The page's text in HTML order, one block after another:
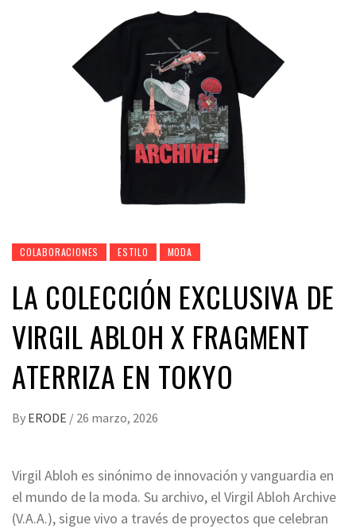
COLABORACIONES ESTILO MODA
LA COLECCIÓN EXCLUSIVA DE
VIRGIL ABLOH X FRAGMENT
ATERRIZA EN TOKYO
By ERODE / 26 marzo, 2026
Virgil Abloh es sinónimo de innovación y vanguardia en
el mundo de la moda. Su archivo, el Virgil Abloh Archive
(V.A.A.), sigue vivo a través de proyectos que celebran